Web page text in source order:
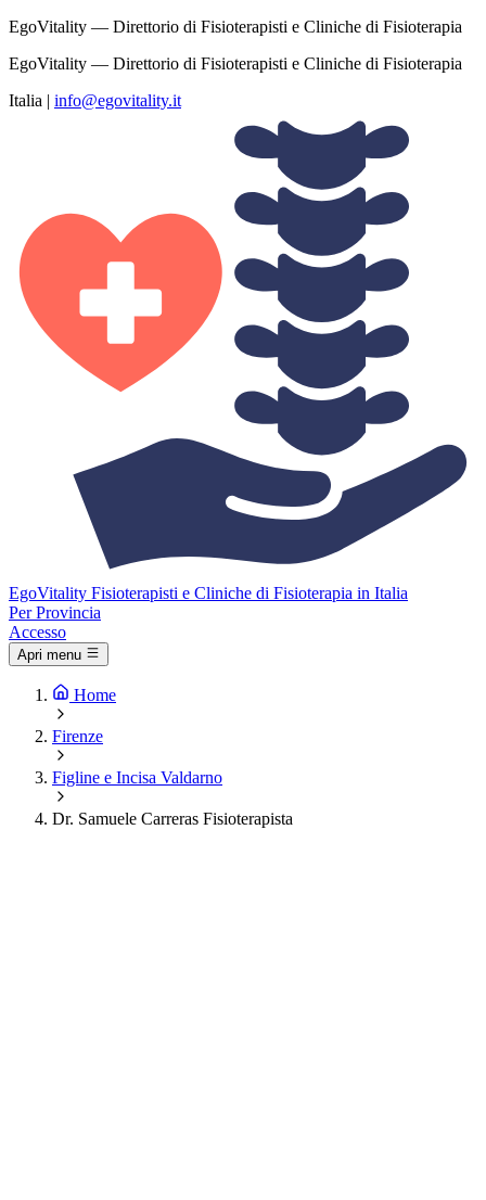
EgoVitality — Direttorio di Fisioterapisti e Cliniche di Fisioterapia
EgoVitality — Direttorio di Fisioterapisti e Cliniche di Fisioterapia
Italia | info@egovitality.it
EgoVitality Fisioterapisti e Cliniche di Fisioterapia in Italia
Per Provincia
Accesso
Apri menu
Home
Firenze
Figline e Incisa Valdarno
Dr. Samuele Carreras Fisioterapista